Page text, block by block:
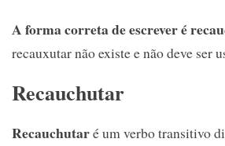
A forma correta de escrever é
recauxutar não existe e não deve ser
Recauchutar
Recauchutaré um verbo transitivo